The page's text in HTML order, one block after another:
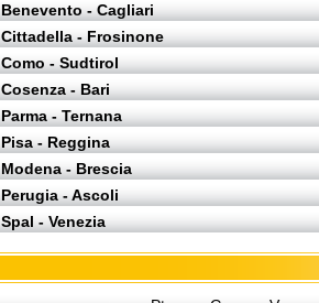
Benevento - Cagliari
Cittadella - Frosinone
Como - Sudtirol
Cosenza - Bari
Parma - Ternana
Pisa - Reggina
Modena - Brescia
Perugia - Ascoli
Spal - Venezia